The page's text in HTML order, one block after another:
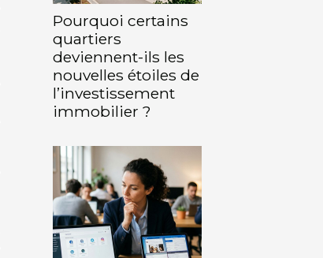
Pourquoi certains
quartiers
deviennent-ils les
nouvelles étoiles de
l’investissement
immobilier ?